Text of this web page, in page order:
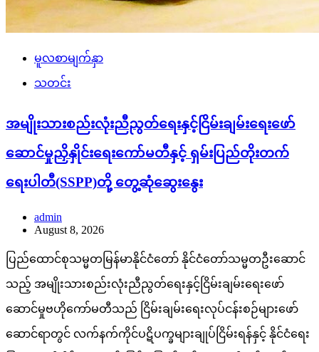
မူလစာမျက်နှာ
သတင်း
အမျိုးသားစည်းလုံးညီညွတ်ရေးနှင့်ငြိမ်းချမ်းရေးဖော်
ဆောင်မှုညှိနှိုင်းရေးကော်မတီနှင့် ရှမ်းပြည်တိုးတက်
ရေးပါတီ(SSPP)တို့ တွေ့ဆုံဆွေးနွေး
admin
August 8, 2026
ပြည်ထောင်စုသမ္မတမြန်မာနိုင်ငံတော် နိုင်ငံတော်သမ္မတဦးဆောင်
သည့် အမျိုးသားစည်းလုံးညီညွတ်ရေးနှင့်ငြိမ်းချမ်းရေးဖော်
ဆောင်မှုဗဟိုကော်မတီသည် ငြိမ်းချမ်းရေးလုပ်ငန်းစဉ်များဖော်
ဆောင်ရာတွင် လက်နက်ကိုင်ပဋိပက္ခများချုပ်ငြိမ်းရန်နှင့် နိုင်ငံရေး